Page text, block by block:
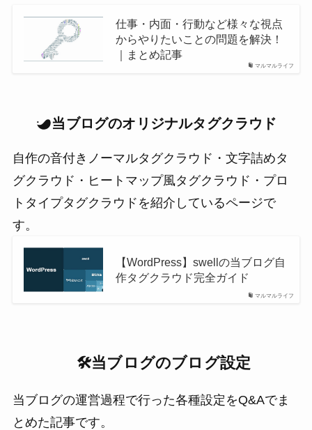
マルマルライフ
仕事・内面・行動など様々な視点
からやりたいことの問題を解決！
｜まとめ記事
当ブログのオリジナルタグクラウド
自作の音付きノーマルタグクラウド・文字詰めタ
グクラウド・ヒートマップ風タグクラウド・プロ
トタイプタグクラウドを紹介しているページで
す。
マルマルライフ
【WordPress】swellの当ブログ自
作タグクラウド完全ガイド
🛠️当ブログのブログ設定
当ブログの運営過程で行った各種設定をQ&Aでま
とめた記事です。